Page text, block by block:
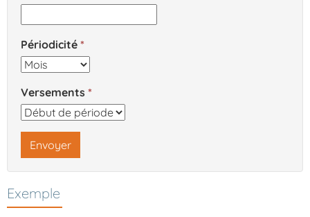
Périodicité
Versements
Envoyer
Exemple